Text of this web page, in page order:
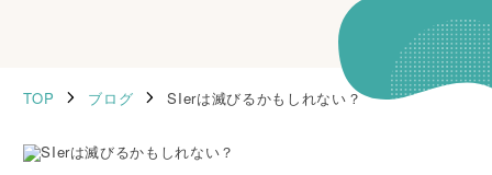
TOP ブログ SIerは滅びるかもしれない？